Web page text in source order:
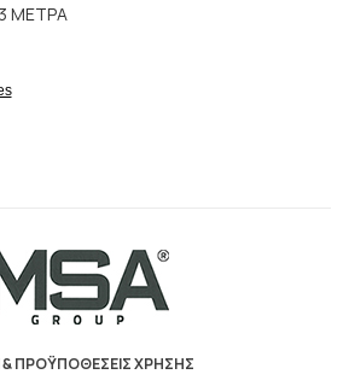
ΜΕΤΡΑ
& ΠΡΟΫΠΟΘΕΣΕΙΣ ΧΡΗΣΗΣ